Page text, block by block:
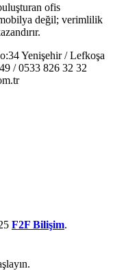
ofis
mobilya değil; verimlilik
Yenişehir / Lefkoşa
/ 0533 826 32 32
F2F Bilişim.